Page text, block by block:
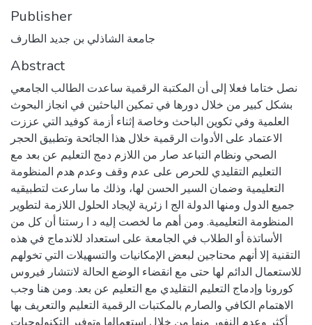
Publisher
جامعة الشاذلي بن جديد الطارف
Abstract
نصل ختاما فعلا إلى أن المكتبة الرقمیة ساعدت الطالب الجامعي
بشكل كبیر من خلال دورها في تمكین الباحثین في انجاز البحوث
العلمیة وفي تكوین الباحث وخاصة إثناء أزمة كوفید التي عززت
الاعتماد على الأدوات الرقمیة خلال هذا الجائحة وتطبیق الحجر
الصحي ونظام التباعد صار من اللازم دمج التعلیم عن بعد مع
التعلیم التقلیدي للحرص على عدم وقف وعدم هدم المنظومة
التعلیمیة وضمان السیر الحسن لها، وذلك ما سارعت لتطبیقیه
جمیع الدول ومنها الدولة الج ا زئریة لإیجاد الحلول اللازمة لتطویر
المنظومة التعلیمیة. ومن أهم ما لخصت إلیه د ا رستنا أن كل من
الأساتذة أو الطلاب في الجامعة على استعداد للاندماج في هذه
التقنیة إلا أنهم محتاجین لبعض الإمكانیات والتسهیلات التي تخولهم
للاستعمال الدائم لها حتى مع انقضاء الوضع الحالة لانتشار فیروس
كورونا وإدماج التعلیم التقلیدي مع التعلیم عن بعد. ومن هنا وجب
الاهتمام الكافي والصارم بالمكتبات الرقمیة التعلیم والتعریف بها
أكثر وعدم النفور منها من خلال استعمالها وتوفیر التكنولوجیات